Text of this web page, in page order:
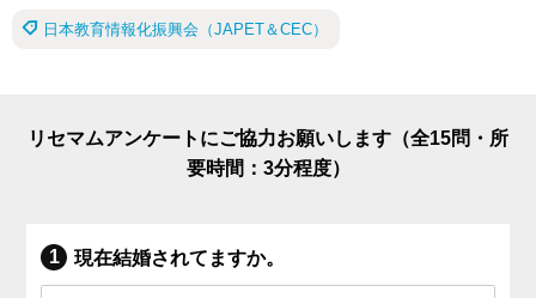
日本教育情報化振興会（JAPET＆CEC）
リセマムアンケートにご協力お願いします（全15問・所
要時間：3分程度）
現在結婚されてますか。